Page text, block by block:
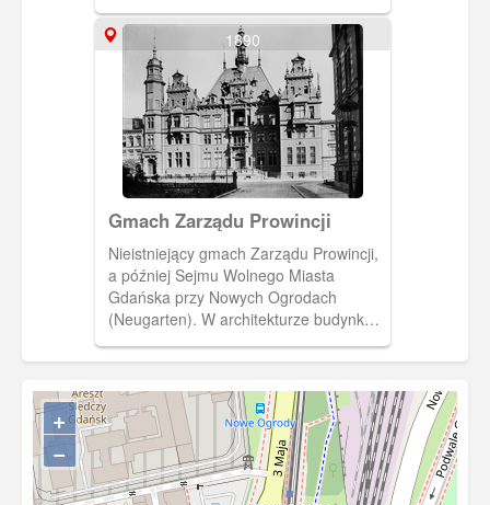
1890
Gmach Zarządu Prowincji
Nieistniejący gmach Zarządu Prowincji,
a później Sejmu Wolnego Miasta
Gdańska przy Nowych Ogrodach
(Neugarten). W architekturze budynku
liczne nawiązania do znanych
gdańskich zabytków. Dzisiaj teren
W. Dressen, ok. 1890) [IDX:1755,472]
+
−